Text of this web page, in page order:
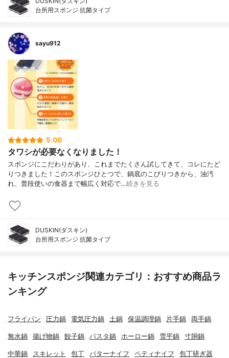
台所用スポンジ 抗菌タイプ
sayu912
5.00
タワシが必要なくなりました！
スポンジにこだわりがあり、これまでたくさん試してきて、コレにたど
りつきました！このスポンジひとつで、鍋底のこびりつきから、油汚
れ、普段使いの食器まで幅広く対応で…続きを見る
DUSKIN(ダスキン)
台所用スポンジ 抗菌タイプ
キッチンスポンジ関連カテゴリ：おすすめ商品ラ
ンキング
フライパン 圧力鍋 電気圧力鍋 土鍋 保温調理鍋 片手鍋 両手鍋
無水鍋 揚げ物鍋 餃子鍋 パスタ鍋 ホーロー鍋 雪平鍋 寸胴鍋
中華鍋 スキレット 包丁 バターナイフ ペティナイフ 包丁研ぎ器